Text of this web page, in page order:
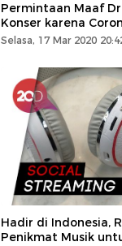
Permintaan Maaf
Konser karena
Selasa, 17 Mar 2020
Hadir di Indonesia,
Penikmat Musik